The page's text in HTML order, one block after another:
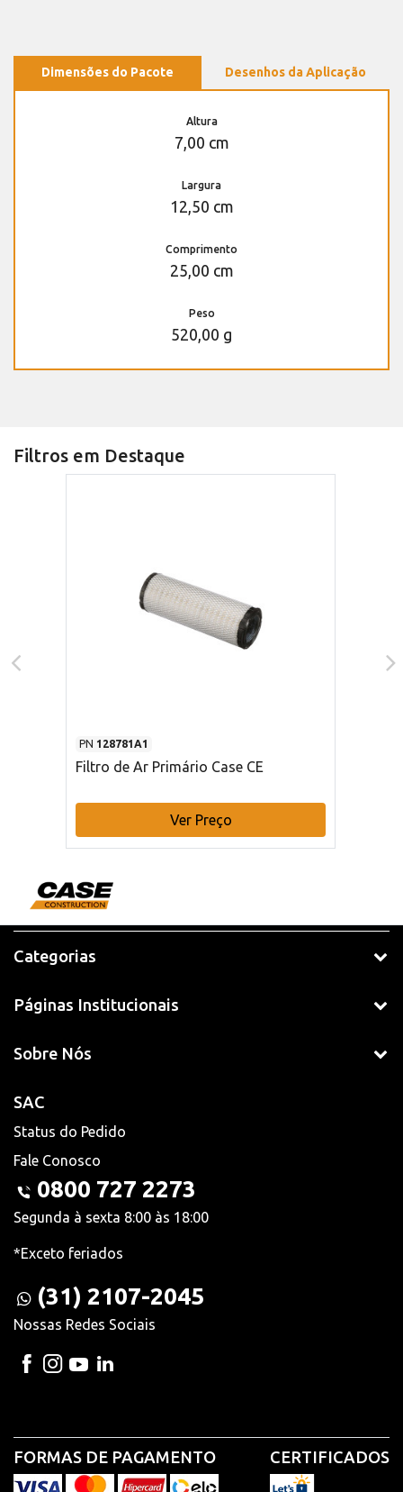
Dimensões do Pacote Desenhos da Aplicação
Altura
7,00 cm
Largura
12,50 cm
Comprimento
25,00 cm
Peso
520,00 g
Filtros em Destaque
PN 128781A1
Filtro de Ar Primário Case CE
Ver Preço
Categorias
Páginas Institucionais
Sobre Nós
SAC
Status do Pedido
Fale Conosco
0800 727 2273
Segunda à sexta 8:00 às 18:00
*Exceto feriados
(31) 2107-2045
Nossas Redes Sociais
FORMAS DE PAGAMENTO CERTIFICADOS